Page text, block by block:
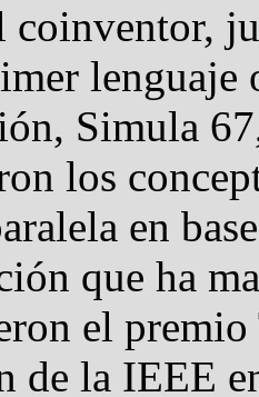
coinventor,
lenguaje
Simula
los
en
que ha
el
de la IEEE